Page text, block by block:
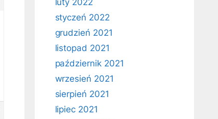
luty 2022
styczeń 2022
grudzień 2021
listopad 2021
październik 2021
wrzesień 2021
sierpień 2021
lipiec 2021